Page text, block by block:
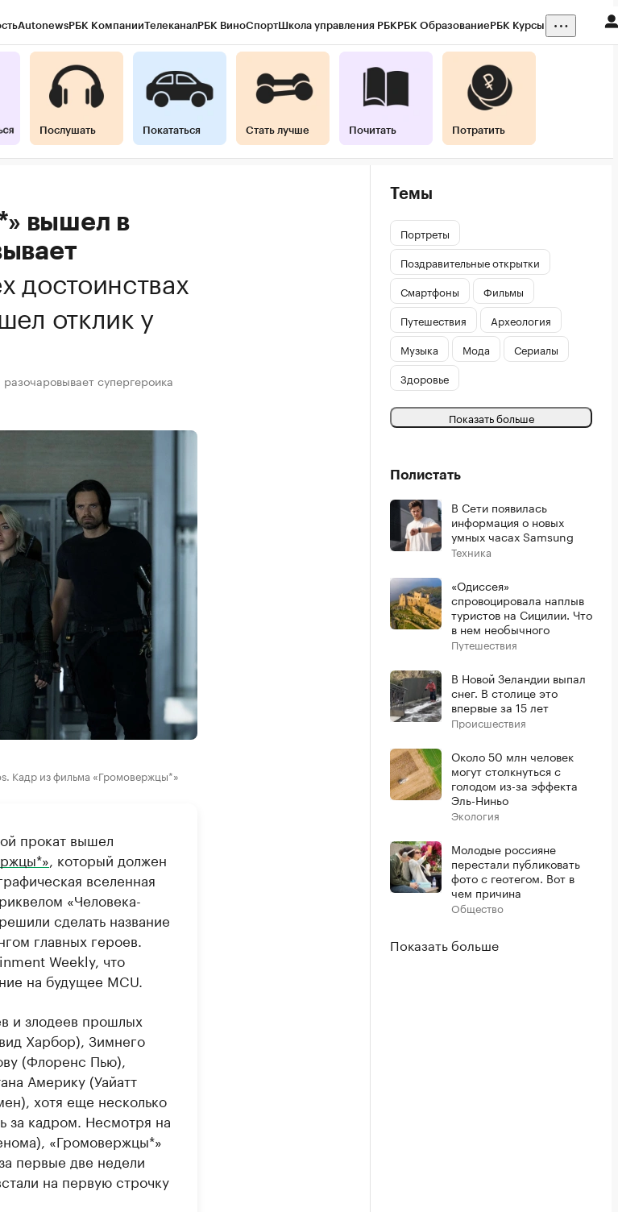
AutonewsРБК КомпанииТелеканалРБК ВиноСпортШкола управления РБКРБК ОбразованиеРБК Курсы
Послушать Покататься Стать лучше Почитать Потратить
вышел в
достоинствах
отклик у
супергероика
Кадр из фильма «Громовержцы*»
прокат вышел
, который должен
вселенная
«Человека-
сделать название
главных героев.
Weekly, что
на будущее MCU.
и злодеев прошлых
Харбор), Зимнего
(Флоренс Пью),
Америку (Уайатт
хотя еще несколько
за кадром. Несмотря на
«Громовержцы*»
первые две недели
на первую строчку
Темы
Портреты
Поздравительные открытки
Смартфоны
Фильмы
Путешествия
Археология
Музыка
Мода
Сериалы
Здоровье
Показать больше
Полистать
В Сети появилась
информация о новых
умных часах Samsung
Техника
«Одиссея»
спровоцировала наплыв
туристов на Сицилии. Что
в нем необычного
Путешествия
В Новой Зеландии выпал
снег. В столице это
впервые за 15 лет
Происшествия
Около 50 млн человек
могут столкнуться с
голодом из-за эффекта
Эль-Ниньо
Экология
Молодые россияне
перестали публиковать
фото с геотегом. Вот в
чем причина
Общество
Показать больше